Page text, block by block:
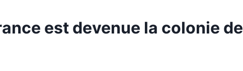
est devenue la colonie de